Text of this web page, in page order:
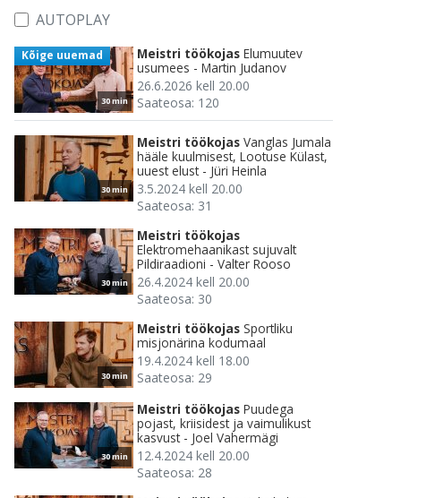
AUTOPLAY
30 min
Kõige uuemad Meistri töökojas Elumuutev
usumees - Martin Judanov
26.6.2026 kell 20.00
Saateosa: 120
30 min
Meistri töökojas Vanglas Jumala
hääle kuulmisest, Lootuse Külast,
uuest elust - Jüri Heinla
3.5.2024 kell 20.00
Saateosa: 31
30 min
Meistri töökojas
Elektromehaanikast sujuvalt
Pildiraadioni - Valter Rooso
26.4.2024 kell 20.00
Saateosa: 30
30 min
Meistri töökojas Sportliku
misjonärina kodumaal
19.4.2024 kell 18.00
Saateosa: 29
30 min
Meistri töökojas Puudega
pojast, kriisidest ja vaimulikust
kasvust - Joel Vahermägi
12.4.2024 kell 20.00
Saateosa: 28